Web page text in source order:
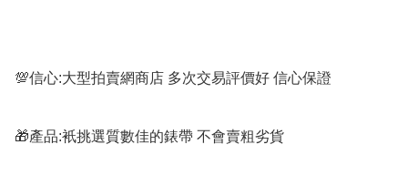
💯信心:大型拍賣網商店 多次交易評價好 信心保證
🎁產品:衹挑選質數佳的錶帶 不會賣粗劣貨